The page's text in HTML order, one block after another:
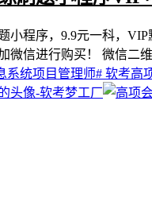
小程序，9.9元一科，
微信进行购买！ 微信二维
系统项目管理师# 软考高